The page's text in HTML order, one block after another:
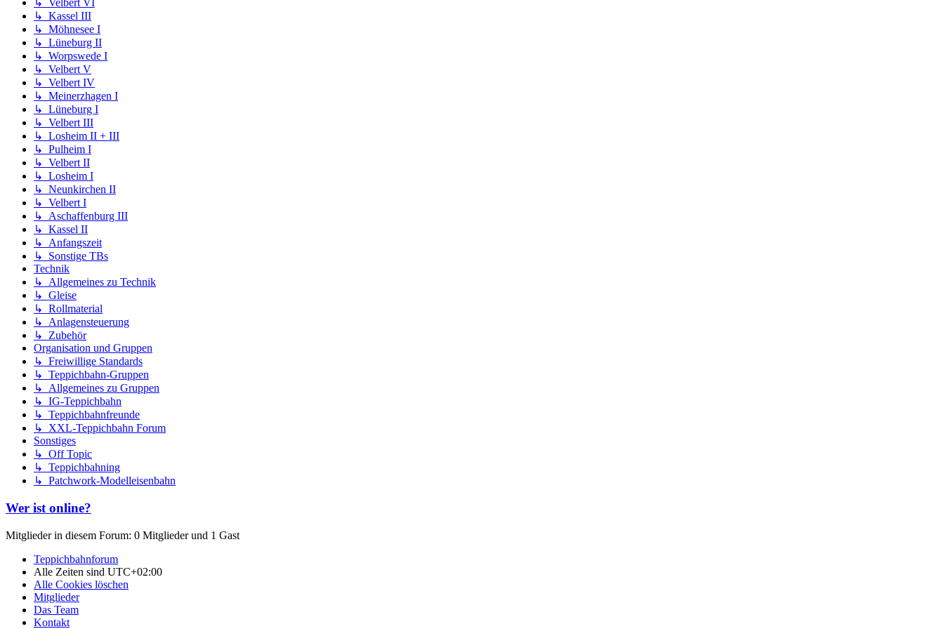
↳ Velbert VI
↳ Kassel III
↳ Möhnesee I
↳ Lüneburg II
↳ Worpswede I
↳ Velbert V
↳ Velbert IV
↳ Meinerzhagen I
↳ Lüneburg I
↳ Velbert III
↳ Losheim II + III
↳ Pulheim I
↳ Velbert II
↳ Losheim I
↳ Neunkirchen II
↳ Velbert I
↳ Aschaffenburg III
↳ Kassel II
↳ Anfangszeit
↳ Sonstige TBs
Technik
↳ Allgemeines zu Technik
↳ Gleise
↳ Rollmaterial
↳ Anlagensteuerung
↳ Zubehör
Organisation und Gruppen
↳ Freiwillige Standards
↳ Teppichbahn-Gruppen
↳ Allgemeines zu Gruppen
↳ IG-Teppichbahn
↳ Teppichbahnfreunde
↳ XXL-Teppichbahn Forum
Sonstiges
↳ Off Topic
↳ Teppichbahning
↳ Patchwork-Modelleisenbahn
Wer ist online?
Mitglieder in diesem Forum: 0 Mitglieder und 1 Gast
Teppichbahnforum
Alle Zeiten sind UTC+02:00
Alle Cookies löschen
Mitglieder
Das Team
Kontakt